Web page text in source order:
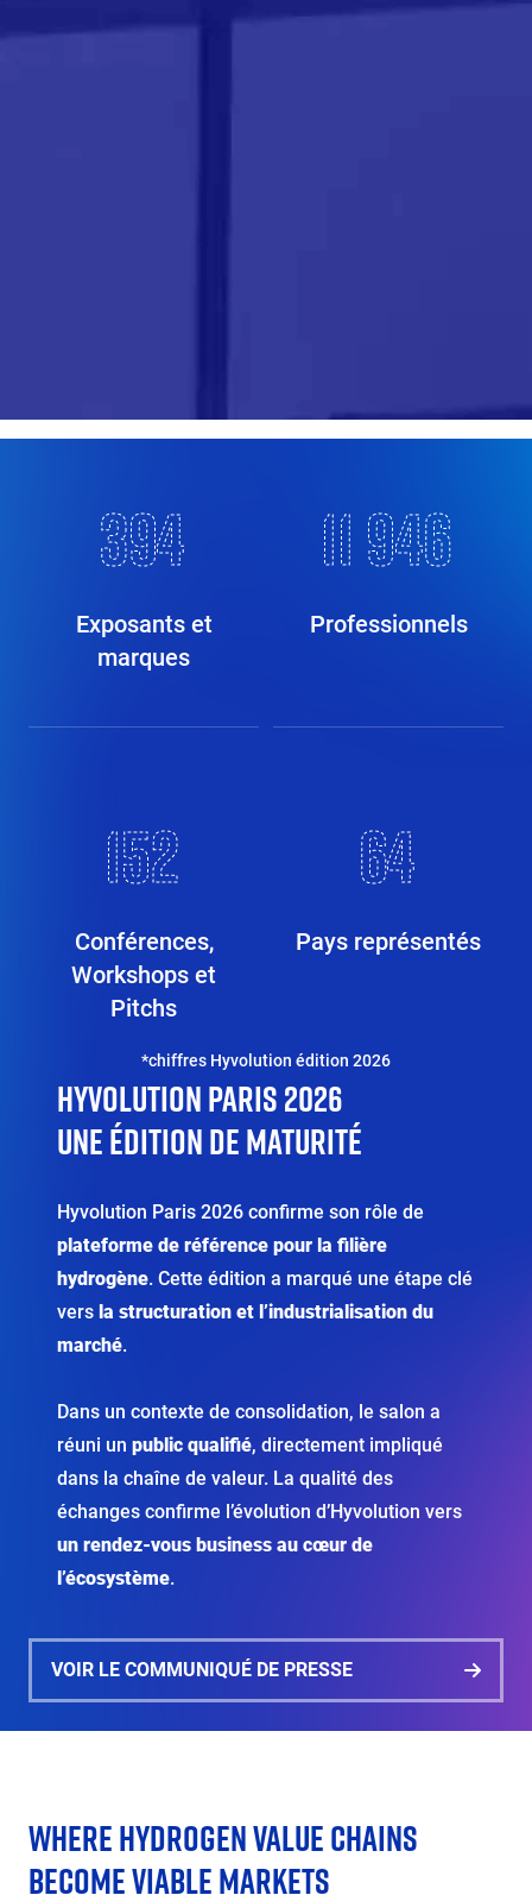
400
Exposants et
marques
12 100
Professionnels
154
Conférences,
Workshops et
Pitchs
65
Pays représentés
texte
*chiffres Hyvolution édition 2026
Éditeur
de
texte
HYVOLUTION PARIS 2026
UNE ÉDITION DE MATURITÉ
Hyvolution Paris 2026 confirme son rôle de
plateforme de référence pour la filière
hydrogène. Cette édition a marqué une étape clé
vers la structuration et l’industrialisation du
marché.
Dans un contexte de consolidation, le salon a
réuni un public qualifié, directement impliqué
dans la chaîne de valeur. La qualité des
échanges confirme l’évolution d’Hyvolution vers
un rendez-vous business au cœur de
l’écosystème.
VOIR LE COMMUNIQUÉ DE PRESSE
Éditeur
de
texte
WHERE HYDROGEN VALUE CHAINS
BECOME VIABLE MARKETS